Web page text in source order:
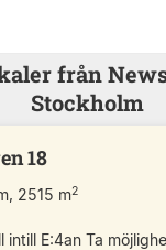
från
Stockholm
18
2515 m2
intill E:4an Ta